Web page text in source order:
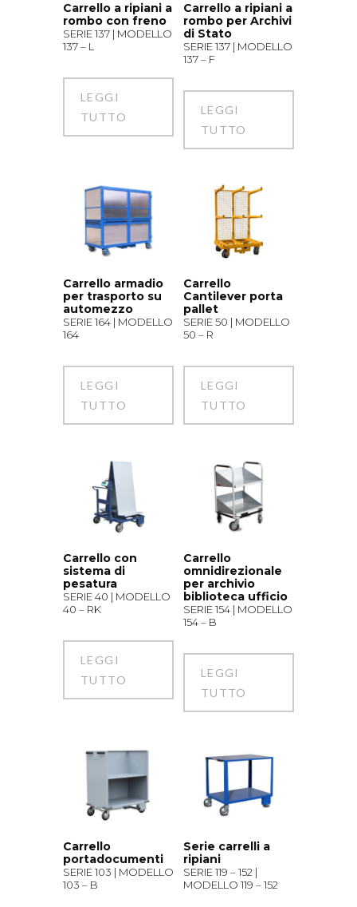
Carrello a ripiani a
rombo con freno
SERIE 137 | MODELLO
137 – L
LEGGI
TUTTO
Carrello a ripiani a
rombo per Archivi
di Stato
SERIE 137 | MODELLO
137 – F
LEGGI
TUTTO
Carrello armadio
per trasporto su
automezzo
SERIE 164 | MODELLO
164
LEGGI
TUTTO
Carrello
Cantilever porta
pallet
SERIE 50 | MODELLO
50 – R
LEGGI
TUTTO
Carrello con
sistema di
pesatura
SERIE 40 | MODELLO
40 – RK
LEGGI
TUTTO
Carrello
omnidirezionale
per archivio
biblioteca ufficio
SERIE 154 | MODELLO
154 – B
LEGGI
TUTTO
Carrello
portadocumenti
SERIE 103 | MODELLO
103 – B
Serie carrelli a
ripiani
SERIE 119 – 152 |
MODELLO 119 – 152